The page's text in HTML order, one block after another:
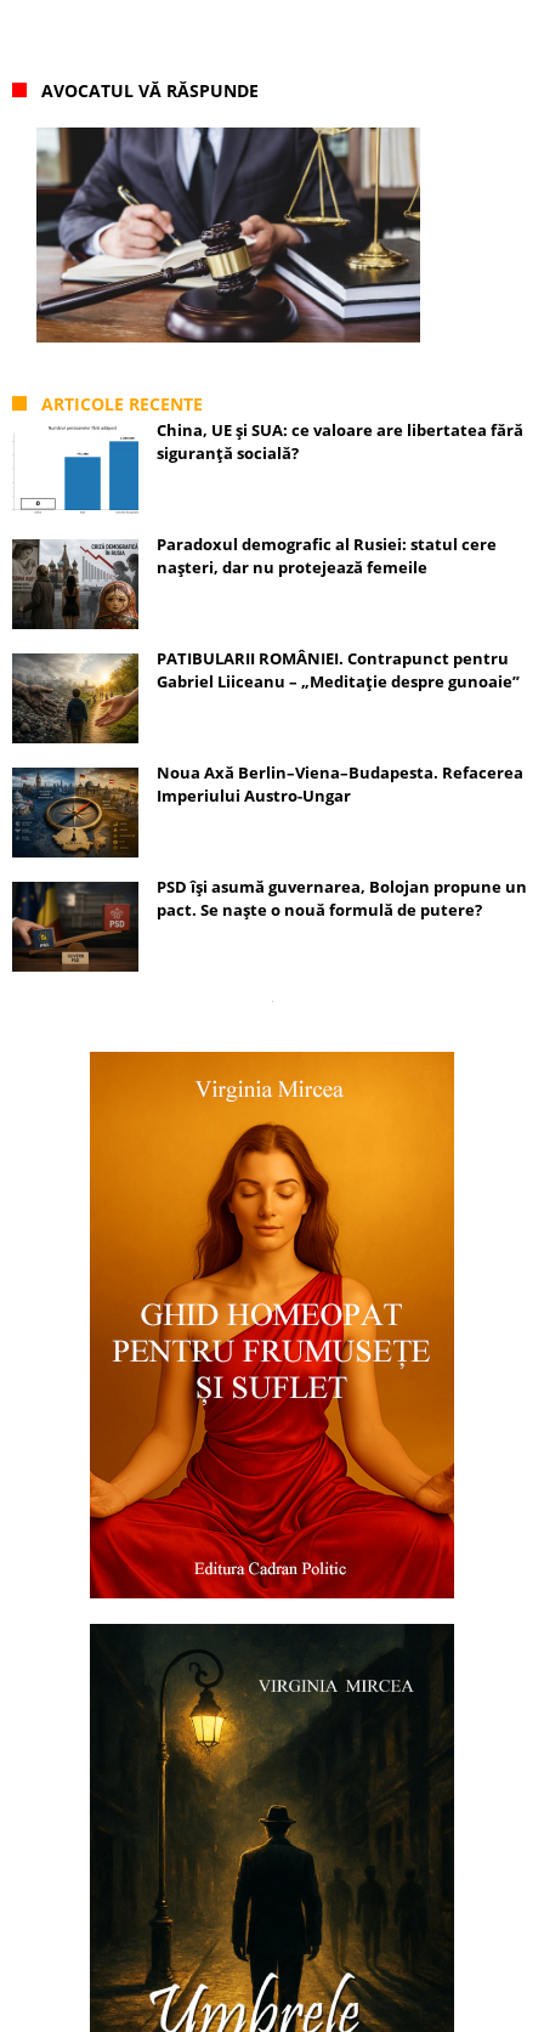
AVOCATUL VĂ RĂSPUNDE
ARTICOLE RECENTE
China, UE și SUA: ce valoare are libertatea fără
siguranță socială?
Paradoxul demografic al Rusiei: statul cere
nașteri, dar nu protejează femeile
PATIBULARII ROMÂNIEI. Contrapunct pentru
Gabriel Liiceanu – „Meditație despre gunoaie”
Noua Axă Berlin–Viena–Budapesta. Refacerea
Imperiului Austro-Ungar
PSD își asumă guvernarea, Bolojan propune un
pact. Se naște o nouă formulă de putere?